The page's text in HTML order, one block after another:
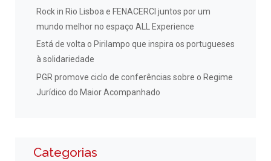
Rock in Rio Lisboa e FENACERCI juntos por um
mundo melhor no espaço ALL Experience
Está de volta o Pirilampo que inspira os portugueses
à solidariedade
PGR promove ciclo de conferências sobre o Regime
Jurídico do Maior Acompanhado
Categorias